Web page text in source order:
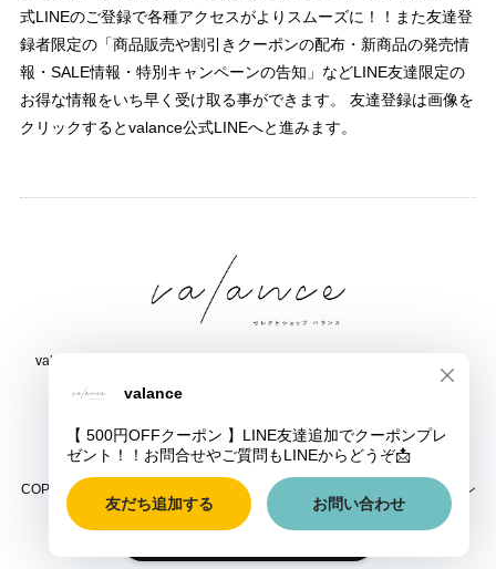
式LINEのご登録で各種アクセスがよりスムーズに！！また友達登
録者限定の「商品販売や割引きクーポンの配布・新商品の発売情
報・SALE情報・特別キャンペーンの告知」などLINE友達限定の
お得な情報をいち早く受け取る事ができます。 友達登録は画像を
クリックするとvalance公式LINEへと進みます。
valance 福井｜レディース セレクトショップ｜ファッション通販サイト
福井県鯖江市三六町1丁目1507
COPYRIGHT © valance 福井｜レディース セレクトショップ｜ファッション
通販サイト ALL RIGHTS RESERVED.